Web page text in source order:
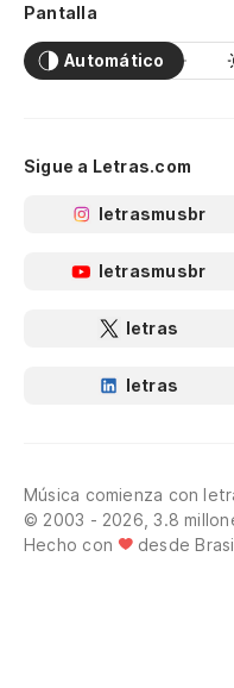
Pantalla
Automático
Sigue a Letras.com
letrasmusbr
letrasmusbr
letras
letras
Música comienza con
© 2003 - 2026, 3.8
Hecho con
desde